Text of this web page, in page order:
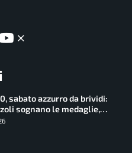
sabato azzurro da brividi:
sognano le medaglie,
in finale